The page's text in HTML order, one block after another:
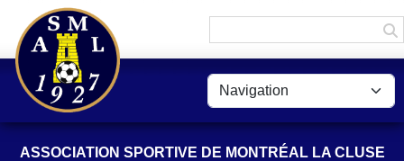
ASSOCIATION SPORTIVE DE MONTRÉAL LA CLUSE
Panneau de gestion des cookies